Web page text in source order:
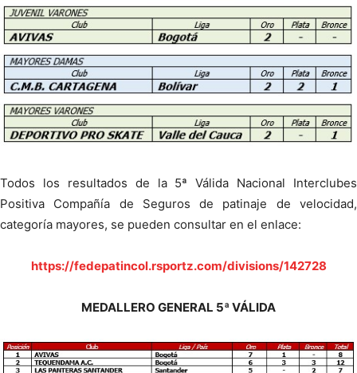
Todos los resultados de la 5ª Válida Nacional Interclubes
Positiva Compañía de Seguros de patinaje de velocidad,
categoría mayores, se pueden consultar en el enlace:
https://fedepatincol.rsportz.com/divisions/142728
MEDALLERO GENERAL 5ª VÁLIDA